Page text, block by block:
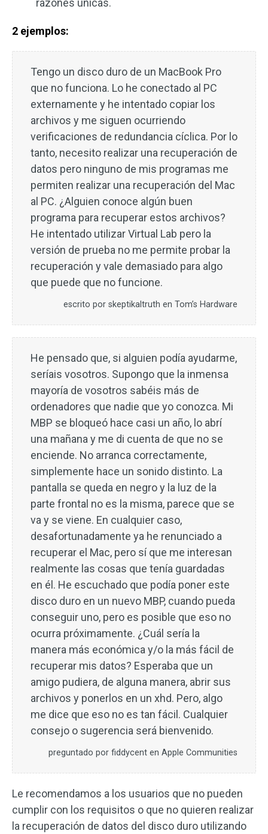
razones únicas.
2 ejemplos:
Tengo un disco duro de un MacBook Pro
que no funciona. Lo he conectado al PC
externamente y he intentado copiar los
archivos y me siguen ocurriendo
verificaciones de redundancia cíclica. Por lo
tanto, necesito realizar una recuperación de
datos pero ninguno de mis programas me
permiten realizar una recuperación del Mac
al PC. ¿Alguien conoce algún buen
programa para recuperar estos archivos?
He intentado utilizar Virtual Lab pero la
versión de prueba no me permite probar la
recuperación y vale demasiado para algo
que puede que no funcione.
escrito por skeptikaltruth en Tom’s Hardware
He pensado que, si alguien podía ayudarme,
seríais vosotros. Supongo que la inmensa
mayoría de vosotros sabéis más de
ordenadores que nadie que yo conozca. Mi
MBP se bloqueó hace casi un año, lo abrí
una mañana y me di cuenta de que no se
enciende. No arranca correctamente,
simplemente hace un sonido distinto. La
pantalla se queda en negro y la luz de la
parte frontal no es la misma, parece que se
va y se viene. En cualquier caso,
desafortunadamente ya he renunciado a
recuperar el Mac, pero sí que me interesan
realmente las cosas que tenía guardadas
en él. He escuchado que podía poner este
disco duro en un nuevo MBP, cuando pueda
conseguir uno, pero es posible que eso no
ocurra próximamente. ¿Cuál sería la
manera más económica y/o la más fácil de
recuperar mis datos? Esperaba que un
amigo pudiera, de alguna manera, abrir sus
archivos y ponerlos en un xhd. Pero, algo
me dice que eso no es tan fácil. Cualquier
consejo o sugerencia será bienvenido.
preguntado por fiddycent en Apple Communities
Le recomendamos a los usuarios que no pueden
cumplir con los requisitos o que no quieren realizar
la recuperación de datos del disco duro utilizando